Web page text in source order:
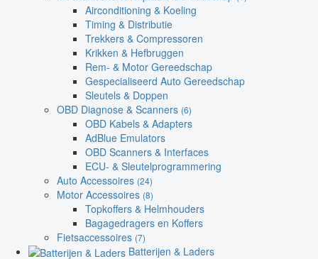
Airconditioning & Koeling
Timing & Distributie
Trekkers & Compressoren
Krikken & Hefbruggen
Rem- & Motor Gereedschap
Gespecialiseerd Auto Gereedschap
Sleutels & Doppen
OBD Diagnose & Scanners (6)
OBD Kabels & Adapters
AdBlue Emulators
OBD Scanners & Interfaces
ECU- & Sleutelprogrammering
Auto Accessoires (24)
Motor Accessoires (8)
Topkoffers & Helmhouders
Bagagedragers en Koffers
Fietsaccessoires (7)
Batterijen & Laders